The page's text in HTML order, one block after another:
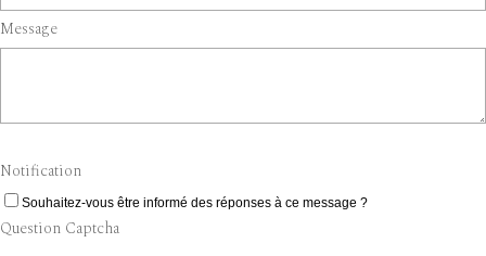
Message
Notification
Souhaitez-vous être informé des réponses à ce message ?
Question Captcha